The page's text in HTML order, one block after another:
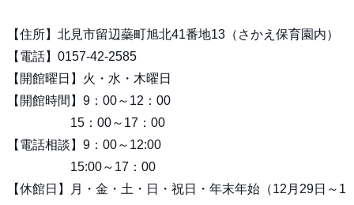
【住所】北見市留辺蘂町旭北41番地13（さかえ保育園内）
【電話】0157-42-2585
【開館曜日】火・水・木曜日
【開館時間】9：00～12：00
15：00～17：00
【電話相談】9：00～12:00
15:00～17：00
【休館日】月・金・土・日・祝日・年末年始（12月29日～1